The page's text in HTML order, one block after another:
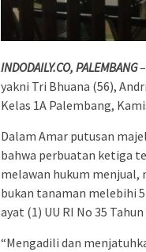
INDODAILY.CO, PALEMBANG
yakni Tri Bhuana (56),
Kelas 1A Palembang,
Dalam Amar putusan
bahwa perbuatan ketiga
melawan hukum
bukan tanaman melebihi
ayat (1) UU RI No 35
“Mengadili dan